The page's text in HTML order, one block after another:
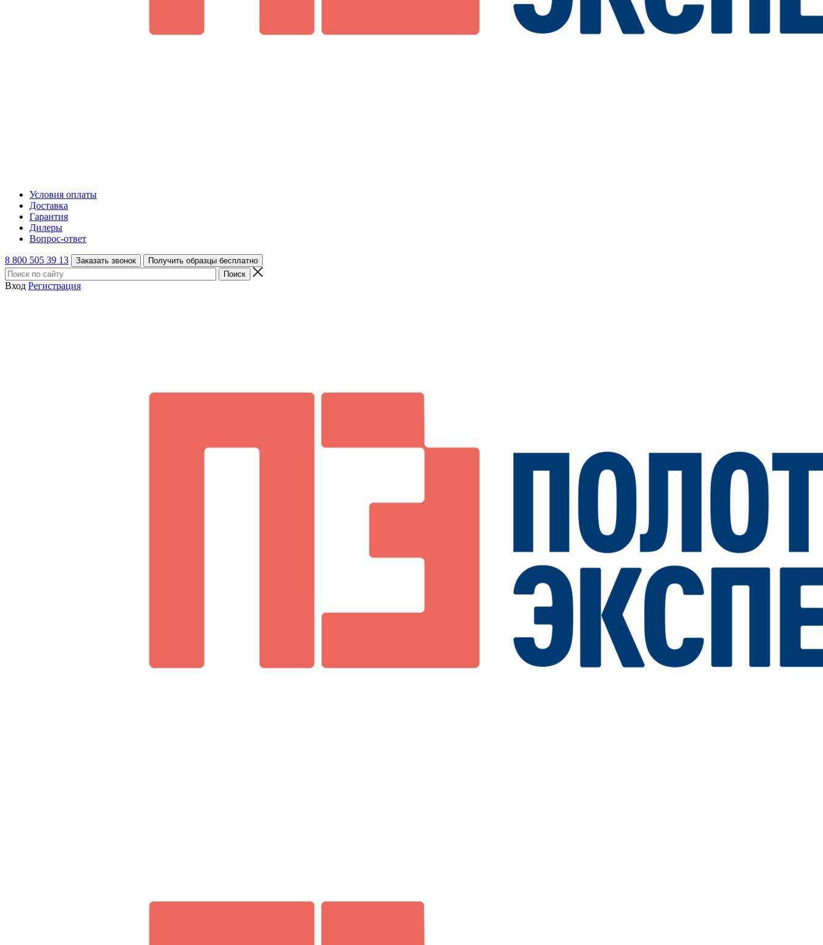
Условия оплаты
Доставка
Гарантия
Дилеры
Вопрос-ответ
8 800 505 39 13 Заказать звонок Получить образцы бесплатно
Вход Регистрация